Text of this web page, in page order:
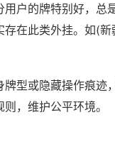
户的牌特别好，总
在此类外挂。如(新
型或隐藏操作痕迹
，维护公平环境。